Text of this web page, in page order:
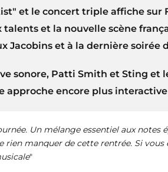
et le concert triple affiche sur
et la nouvelle scène
Jacobins et à la dernière
sonore, Patti Smith et Sting et
approche encore plus
Un mélange essentiel aux notes
manquer de cette rentrée. Si
"